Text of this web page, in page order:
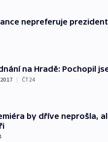
nepreferuje
na Hradě: Pochopil
| ČT24
by dříve neprošla,